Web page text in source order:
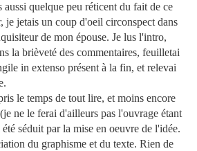
quelque peu réticent du fait de ce
je jetais un coup d'oeil circonspect dans
de mon épouse. Je lus l'intro,
la brièveté des commentaires, feuilletai
in extenso présent à la fin, et relevai
le temps de tout lire, et moins encore
ne le ferai d'ailleurs pas l'ouvrage étant
séduit par la mise en oeuvre de l'idée.
du graphisme et du texte. Rien de